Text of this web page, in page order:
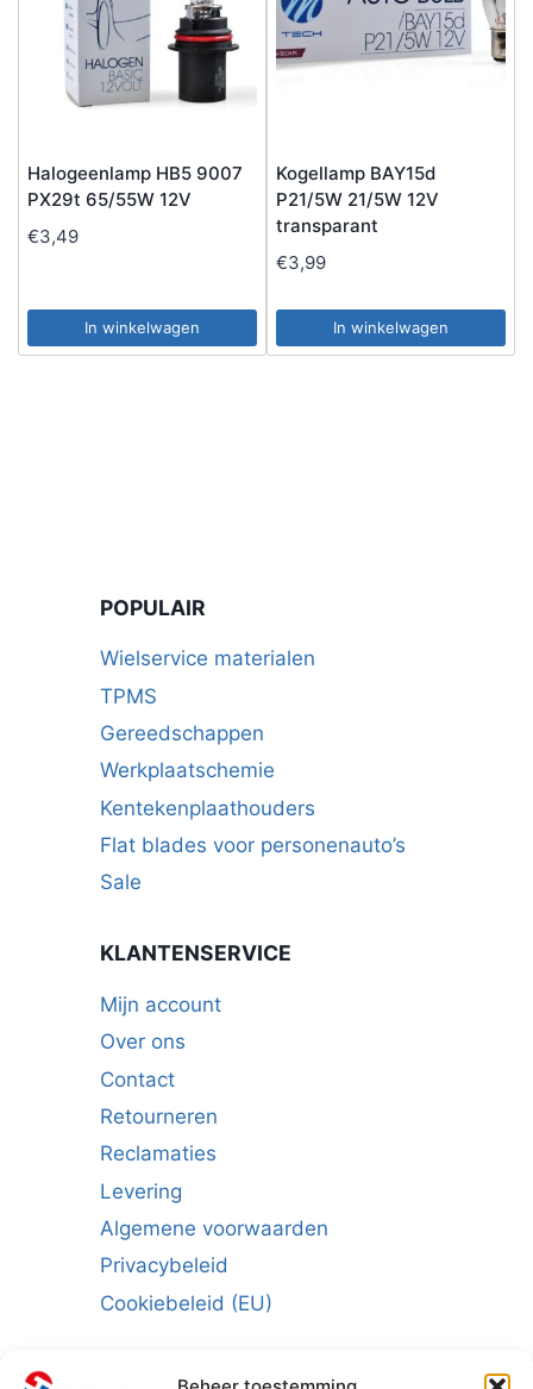
Halogeenlamp HB5 9007
PX29t 65/55W 12V
€3,49
In winkelwagen
Kogellamp BAY15d
P21/5W 21/5W 12V
transparant
€3,99
In winkelwagen
POPULAIR
Wielservice materialen
TPMS
Gereedschappen
Werkplaatschemie
Kentekenplaathouders
Flat blades voor personenauto’s
Sale
KLANTENSERVICE
Mijn account
Over ons
Contact
Retourneren
Reclamaties
Levering
Algemene voorwaarden
Privacybeleid
Cookiebeleid (EU)